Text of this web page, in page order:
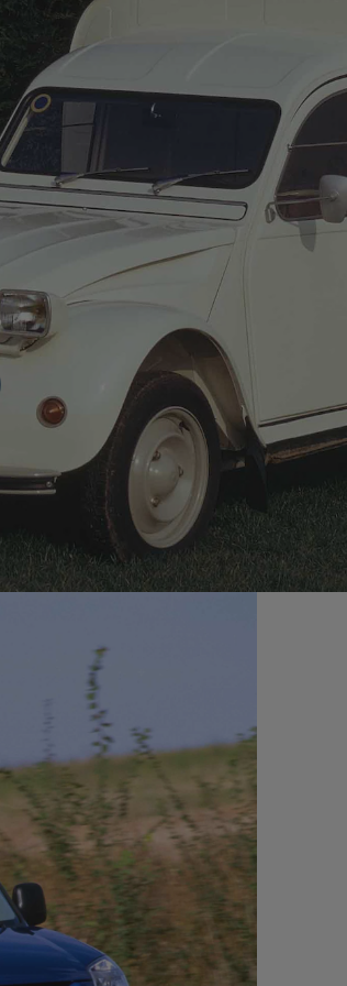
Acadiane (1978)
Citroën Acadiane, som er etterfølgeren til 2CV
samme front som Dyane og samme lasterom
med høyere taklinje. Det gjorde at den fikk
egenskaper og lavere drivstofforbruk.
Citroën Acadiane var en kjempesuksess. Det
250 000 eksemplarer frem til 1987, da den ble
Les mer på Citroën origins